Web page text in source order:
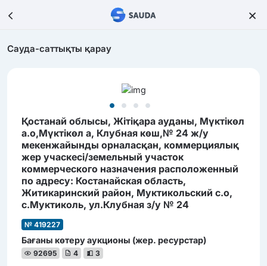
Сауда-саттықты қарау
Қостанай облысы, Жітіқара ауданы, Мүктікөл
а.о,Мүктікөл а, Клубная көш,№ 24 ж/у
мекенжайынды орналасқан, коммерциялық
жер учаскесі/земельный участок
коммерческого назначения расположенный
по адресу: Костанайская область,
Житикаринский район, Муктикольский с.о,
с.Муктиколь, ул.Клубная з/у № 24
№ 419227
Бағаны көтеру аукционы (жер. ресурстар)
92695 4 3